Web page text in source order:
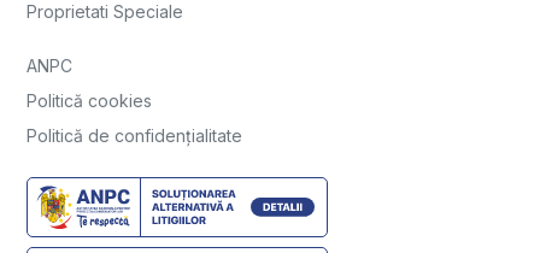
Proprietati Speciale
ANPC
Politică cookies
Politică de confidențialitate